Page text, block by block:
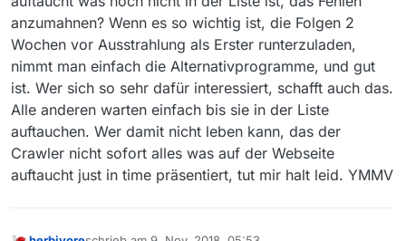
Gelegenheit, sich ein potentielles Problem
anzusehen und womöglich rechtzeitig zu
beheben, bevor der Film wieder aus der
Mediathek der Sender verschwindet. Wir
wissen doch alle, wie kurz die Sendungen
teilweise erreichbar sind und wie wenig Zeit
anzumahnen? Wenn es so wichtig ist, die Folgen 2
Wochen vor Ausstrahlung als Erster runterzuladen,
nimmt man einfach die Alternativprogramme, und gut
ist. Wer sich so sehr dafür interessiert, schafft auch das.
Alle anderen warten einfach bis sie in der Liste
auftauchen. Wer damit nicht leben kann, das der
Crawler nicht sofort alles was auf der Webseite
auftaucht just in time präsentiert, tut mir halt leid. YMMV